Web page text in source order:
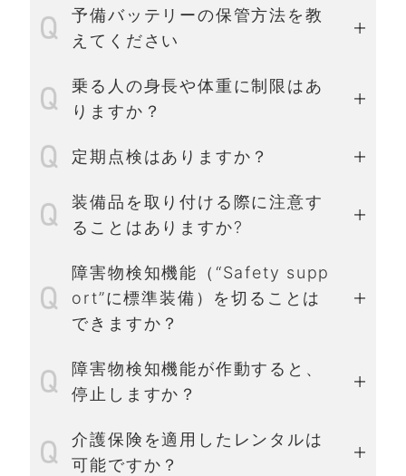
予備バッテリーの保管方法を教
えてください
乗る人の身長や体重に制限はあ
りますか？
定期点検はありますか？
装備品を取り付ける際に注意す
ることはありますか?
障害物検知機能（“Safety supp
ort”に標準装備）を切ることは
できますか？
障害物検知機能が作動すると、
停止しますか？
介護保険を適用したレンタルは
可能ですか？